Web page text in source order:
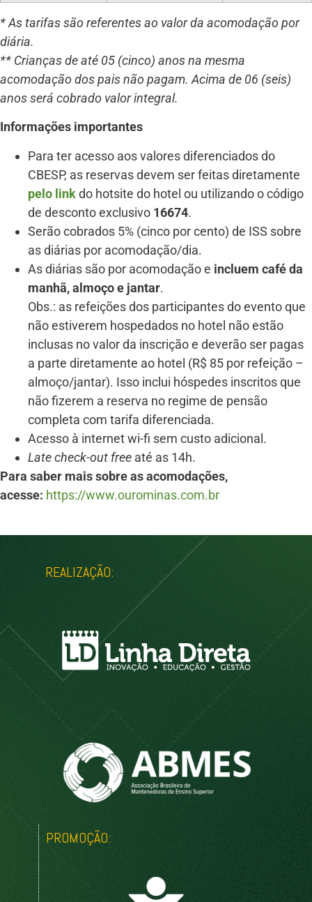
* As tarifas são referentes ao valor da acomodação por
diária.
** Crianças de até 05 (cinco) anos na mesma
acomodação dos pais não pagam. Acima de 06 (seis)
anos será cobrado valor integral.
Informações importantes
Para ter acesso aos valores diferenciados do
CBESP, as reservas devem ser feitas diretamente
pelo linkdo hotsite do hotel ou utilizando o código
de desconto exclusivo 16674.
Serão cobrados 5% (cinco por cento) de ISS sobre
as diárias por acomodação/dia.
As diárias são por acomodação e incluem café da
manhã, almoço e jantar.
Obs.: as refeições dos participantes do evento que
não estiverem hospedados no hotel não estão
inclusas no valor da inscrição e deverão ser pagas
a parte diretamente ao hotel (R$ 85 por refeição –
almoço/jantar). Isso inclui hóspedes inscritos que
não fizerem a reserva no regime de pensão
completa com tarifa diferenciada.
Acesso à internet wi-fi sem custo adicional.
Late check-out free até as 14h.
Para saber mais sobre as acomodações,
acesse: https://www.ourominas.com.br
REALIZAÇÃO:
PROMOÇÃO: